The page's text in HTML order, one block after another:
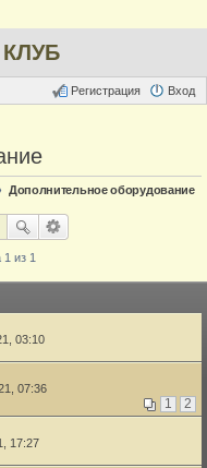
Вход
Регистрация
Дополнительное оборудование
из 1
03:10
07:36
1 2
17:27